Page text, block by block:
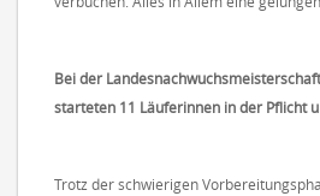
Bei der
starteten 11 Läuferinnen in der Pflicht
Trotz der schwierigen